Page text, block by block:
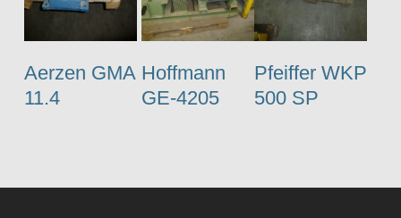
Aerzen GMA
11.4
Hoffmann
GE-4205
Pfeiffer WKP
500 SP